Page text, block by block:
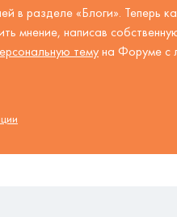
в разделе «Блоги». Теперь
мнение, написав
тему на Форуме с